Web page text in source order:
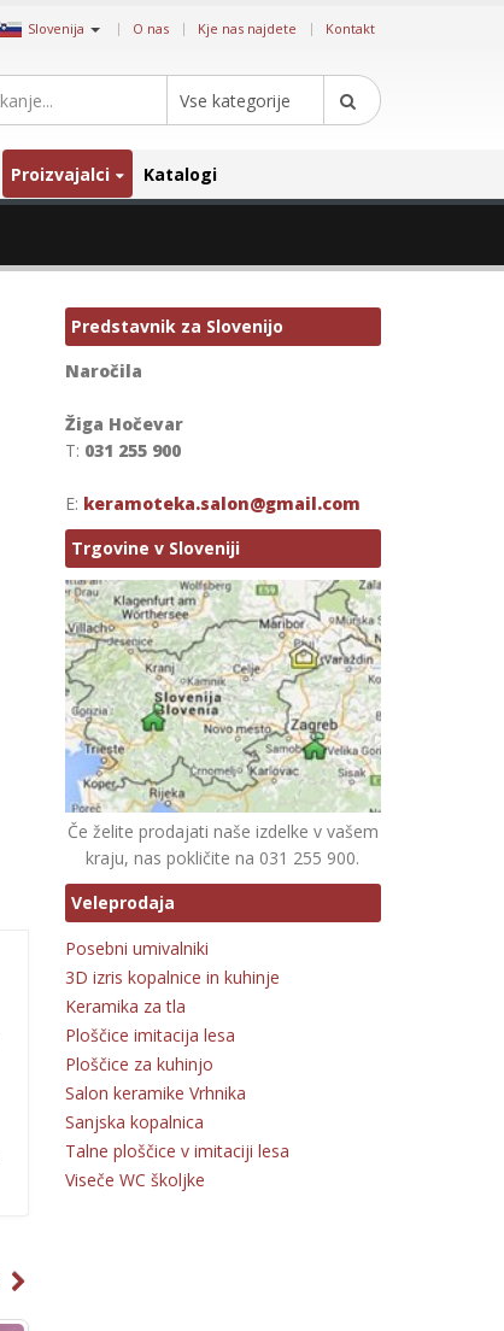
Slovenija | O nas Kje nas najdete Kontakt
Vse kategorije
Proizvajalci Katalogi
Predstavnik za Slovenijo
Naročila
Žiga Hočevar
T: 031 255 900
E: keramoteka.salon@gmail.com
Trgovine v Sloveniji
Če želite prodajati naše izdelke v vašem
kraju, nas pokličite na 031 255 900.
Veleprodaja
Posebni umivalniki
3D izris kopalnice in kuhinje
Keramika za tla
Ploščice imitacija lesa
Ploščice za kuhinjo
Salon keramike Vrhnika
Sanjska kopalnica
Talne ploščice v imitaciji lesa
Viseče WC školjke